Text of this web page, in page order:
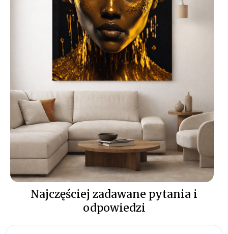
akcentem na jednej ze
ścian, a obrazy szklane do
kuchni doskonale
komponują się nad blatem
lub w pobliżu stołu,
wprowadzając do wnętrza
elegancję i styl.
Łatwy i niezawodny
montaż
obrazów
szklanych
Z tyłu szklanego obrazu
fabrycznie przymocowane
są dwie metalowe płytki z
otworami montażowymi
umożliwiającymi
zawieszenie na ścianie.
obrazu za pomocą
Najczęściej zadawane pytania i
odpowiedzi